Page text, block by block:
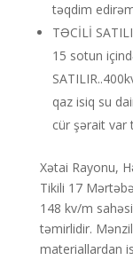
təqdim
TƏCİLİ
15 sotun
qaz isiq su
cür şərait var
Xətai Rayonu,
Tikili 17
148 kv/m
təmirlidir.
materiallardan